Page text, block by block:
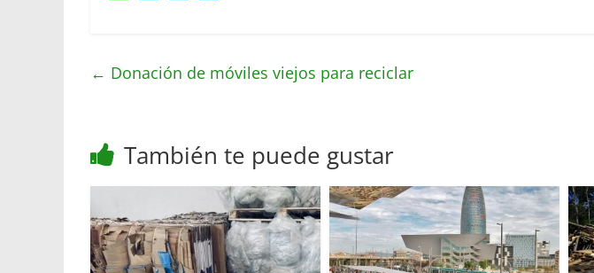
s
p
t
b
k
a
← Donación de móviles viejos para reciclar
También te puede gustar